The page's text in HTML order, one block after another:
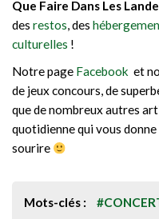
Que Faire Dans Les
des restos, des
culturelles !
Notre page Facebook et
de jeux concours, de
que de nombreux autres
quotidienne qui vous
sourire
Mots-clés :